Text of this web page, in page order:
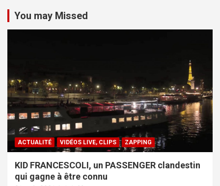
You may Missed
ACTUALITÉ VIDÉOS LIVE, CLIPS ZAPPING
KID FRANCESCOLI, un PASSENGER clandestin
qui gagne à être connu